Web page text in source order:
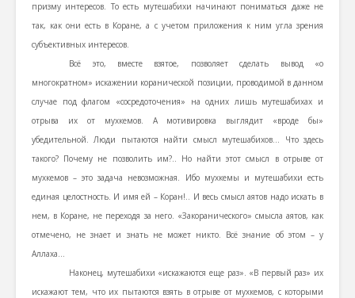
призму интересов. То есть мутешабихи начинают пониматься даже не
так, как они есть в Коране, а с учетом приложения к ним угла зрения
субъективных интересов.
Всё это, вместе взятое, позволяет сделать вывод «о
многократном» искажении коранической позиции, проводимой в данном
случае под флагом «сосредоточения» на одних лишь мутешабихах и
отрыва их от мухкемов. А мотивировка выглядит «вроде бы»
убедительной. Люди пытаются найти смысл мутешабихов… Что здесь
такого? Почему не позволить им?.. Но найти этот смысл в отрыве от
мухкемов – это задача невозможная. Ибо мухкемы и мутешабихи есть
единая целостность. И имя ей – Коран!.. И весь смысл аятов надо искать в
нем, в Коране, не переходя за него. «Закоранического» смысла аятов, как
отмечено, не знает и знать не может никто. Всё знание об этом – у
Аллаха…
Наконец, мутешабихи «искажаются еще раз». «В первый раз» их
искажают тем, что их пытаются взять в отрыве от мухкемов, с которыми